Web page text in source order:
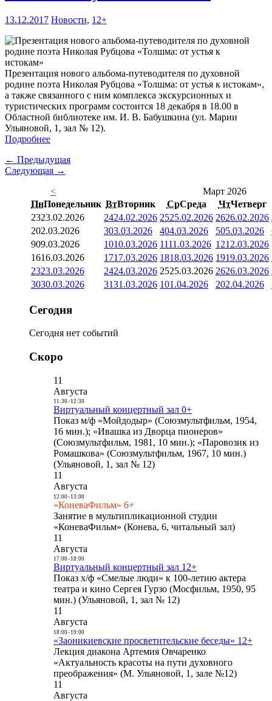
13.12.2017 Новости, 12+
Презентация нового альбома-путеводителя по духовной
родине поэта Николая Рубцова «Толшма: от устья к истокам»,
а также связанного с ним комплекса экскурсионных и
туристических программ состоится 18 декабря в 18.00 в
Областной библиотеке им. И. В. Бабушкина (ул. Марии
Ульяновой, 1, зал № 12).
Подробнее
← Предыдущая
Следующая →
<
Март 2026
ПнПонедельник ВтВторник СрСреда ЧтЧетверг
2323.02.2026 2424.02.2026 2525.02.2026 2626.02.2026
202.03.2026 303.03.2026 404.03.2026 505.03.2026
909.03.2026 1010.03.2026 1111.03.2026 1212.03.2026
1616.03.2026 1717.03.2026 1818.03.2026 1919.03.2026
2323.03.2026 2424.03.2026 2525.03.2026 2626.03.2026
3030.03.2026 3131.03.2026 101.04.2026 202.04.2026
Сегодня
Сегодня нет событий
Скоро
11
Августа
11:30- 12:30
Виртуальный концертный зал 0+
Показ м/ф «Мойдодыр» (Союзмультфильм, 1954,
16 мин.); «Ивашка из Дворца пионеров»
(Союзмультфильм, 1981, 10 мин.); «Паровозик из
Ромашкова» (Союзмультфильм, 1967, 10 мин.)
(Ульяновой, 1, зал № 12)
11
Августа
12:00- 13:00
«КоневаФильм» 6+
Занятие в мультипликационной студии
«КоневаФильм» (Конева, 6, читальный зал)
11
Августа
17:00- 18:00
Виртуальный концертный зал 12+
Показ х/ф «Смелые люди» к 100-летию актера
театра и кино Сергея Гурзо (Мосфильм, 1950, 95
мин.) (Ульяновой, 1, зал № 12)
11
Августа
18:00- 19:00
«Заоникиевские просветительские беседы» 12+
Лекция диакона Артемия Овчаренко
«Актуальность красоты на пути духовного
преображения» (М. Ульяновой, 1, зале №12)
11
Августа